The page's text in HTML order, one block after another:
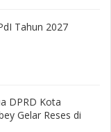
Tahun 2027
DPRD Kota
Gelar Reses di